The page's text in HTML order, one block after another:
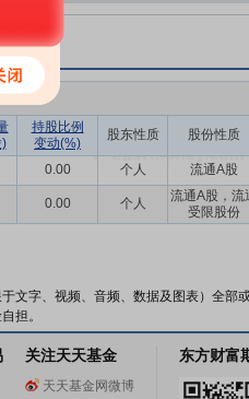
持股比例
变动(%)
股东性质 股份性质
0.00 个人 流通A股
0.00 个人
流通A股，流
受限股份
文字、视频、音频、数据及图表）全部
担。
关注天天基金
天天基金网微博
东方财富